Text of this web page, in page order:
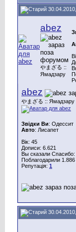
abez
やまざる ::
Ямадзару
abez
やまざる :: Ямадзару
Звідки Ви: Одессит
Авто: Лисапет
Вік: 45
Дописи: 6.621
Вы сказали Спасибо:
Поблагодарили
Репутація: 1